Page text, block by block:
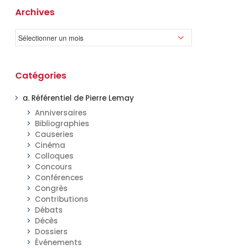
Archives
Catégories
a. Référentiel de Pierre Lemay
Anniversaires
Bibliographies
Causeries
Cinéma
Colloques
Concours
Conférences
Congrès
Contributions
Débats
Décès
Dossiers
Événements